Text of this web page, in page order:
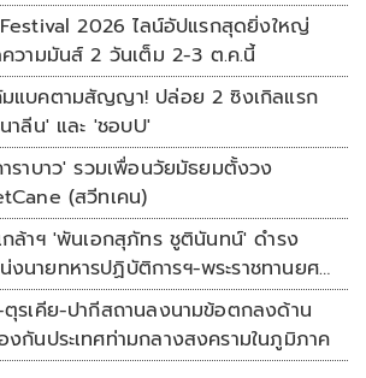
2026 ไลน์อัปแรกสุดยิ่งใหญ่
ความมันส์ 2 วันเต็ม 2-3 ต.ค.นี้
แบคตามสัญญา! ปล่อย 2 ซิงเกิลแรก
าลีน' และ 'ชอบU'
ราบาว' รวมเพื่อนวัยมัธยมตั้งวง
(สวีทเคน)
กล้าฯ 'พันเอกสุภัทร ชูตินันทน์' ดำรง
งนายทหารปฏิบัติการฯ-พระราชทานยศ
'
ตุรเคีย-ปากีสถานลงนามข้อตกลงด้าน
งกันประเทศท่ามกลางสงครามในภูมิภาค